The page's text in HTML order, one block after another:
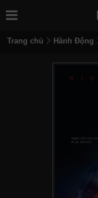
Trang chủ Hành Động